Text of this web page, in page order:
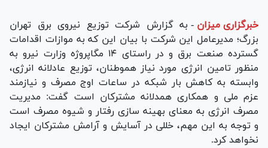
خبرگزاری میزان - به گزارش شرکت توزیع نیروی برق تهران
بزرگ؛ مدیرعامل این شرکت با بیان این که به موازات اقدامات
گسترده صنعت برق و در راستای ۱۴ مگاپروژه وزارت نیرو به
منظور تامین انرژی مورد نیاز هموطنان، توزیع عادلانه انرژی،
وابسته به کاهش بار شبکه در ساعات اوج مصرف و نیازمند
عزم ملی و همکاری همدلانه مشترکان است گفت: مدیریت
مصرف انرژی به معنای بهینه سازی رفتار و شیوه مصرف است
و توجه به این مهم، خللی در آسایش و آرامش مشترکان ایجاد
نخواهد کرد.